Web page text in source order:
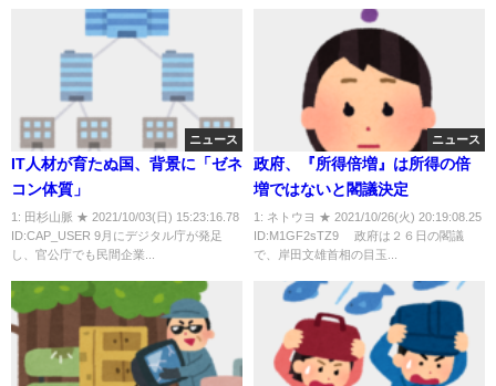
ニュース
IT人材が育たぬ国、背景に「ゼネ
コン体質」
1: 田杉山脈 ★ 2021/10/03(日) 15:23:16.78
ID:CAP_USER 9月にデジタル庁が発足
し、官公庁でも民間企業...
ニュース
政府、『所得倍増』は所得の倍
増ではないと閣議決定
1: ネトウヨ ★ 2021/10/26(火) 20:19:08.25
ID:M1GF2sTZ9 政府は２６日の閣議
で、岸田文雄首相の目玉...